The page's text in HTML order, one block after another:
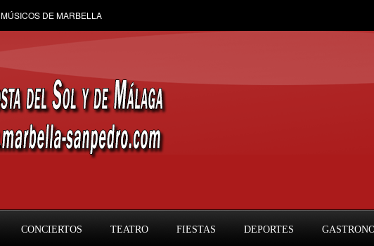
MÚSICOS DE MARBELLA
CONCIERTOS TEATRO FIESTAS DEPORTES